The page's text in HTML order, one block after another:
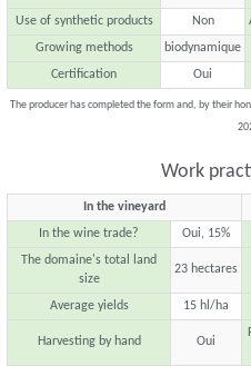
Use of synthetic products Non
Growing methods
biodynamique
Certification
Oui
The producer has completed the form and, by their
Work
In the vineyard
In the wine trade?
Oui, 15%
The domaine's total land
size
23 hectares
Average yields 15 hl/ha
Harvesting by hand Oui